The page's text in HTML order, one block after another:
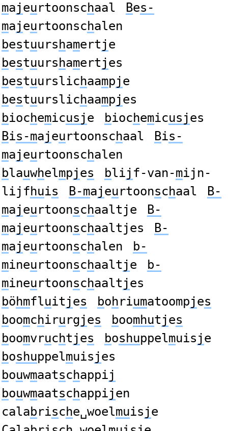
majeurtoonschaal Bes-
majeurtoonschalen
bestuurs hamertje
bestuurs hamertjes
bestuurslichaampje
bestuurslichaampjes
biochemicusje biochemicusjes
Bis-majeurtoonschaal Bis-
majeurtoonschalen
blauwhelmpjes blij f-van-mijn-
lijfhuis B-majeurtoonschaal
B-
majeurtoonschaaltje
B-
majeurtoonschaaltjes
B-
majeurtoonschalen
b-
mineurtoonschaaltje
b-
mineurtoonschaaltjes
böhmfluitjes bohriumatoompjes
boomchirurgjes boomhutjes
boomvruchtjes boshuppelmuisje
boshuppelmuisjes
bouwmaatschappij
bouwmaatschappijen
calabrische␣woelmuisje